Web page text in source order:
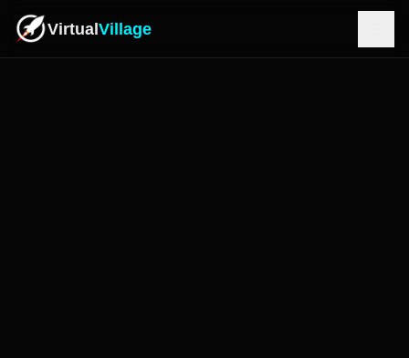
VirtualVillage